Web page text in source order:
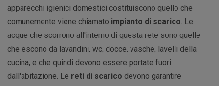
apparecchi igienici domestici costituiscono quello che
comunemente viene chiamato impianto di scarico. Le
acque che scorrono all'interno di questa rete sono quelle
che escono da lavandini, wc, docce, vasche, lavelli della
cucina, e che quindi devono essere portate fuori
dall'abitazione. Le reti di scarico devono garantire